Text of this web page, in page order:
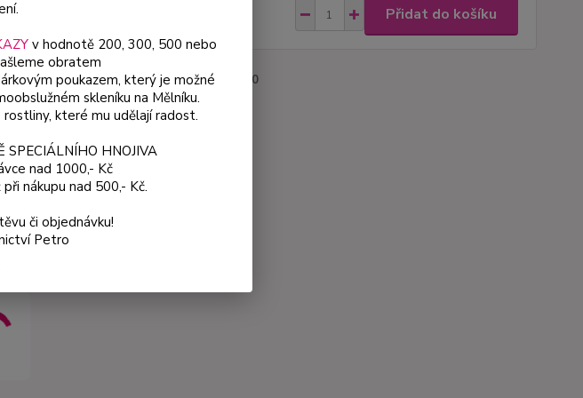
Přidat do košíku
Číslo produktu: 3510
v hodnotě 200, 300, 500 nebo
obratem
poukazem, který je možné
skleníku na Mělníku.
které mu udělají radost.
SPECIÁLNÍHO HNOJIVA
nad 1000,- Kč
nákupu nad 500,- Kč.
či objednávku!
Petro